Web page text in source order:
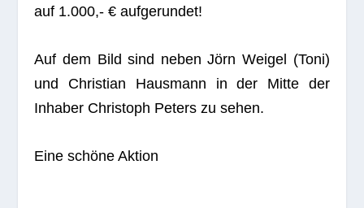
auf 1.000,- € aufgerundet!
Auf dem Bild sind neben Jörn Weigel (Toni)
und Chris­tian Haus­mann in der Mitte der
Inha­ber Chris­toph Peters zu sehen.
Eine schöne Aktion